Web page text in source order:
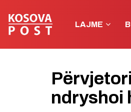
LAJME
ndryshoi